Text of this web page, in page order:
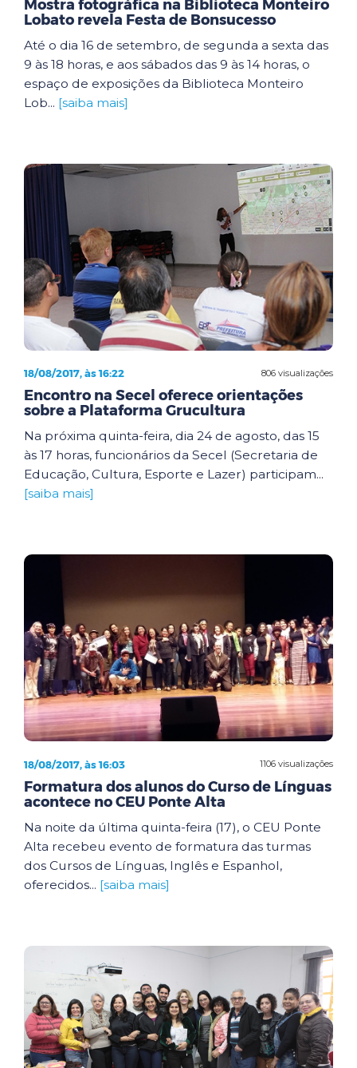
Mostra fotográfica na Biblioteca Monteiro
Lobato revela Festa de Bonsucesso
Até o dia 16 de setembro, de segunda a sexta das
9 às 18 horas, e aos sábados das 9 às 14 horas, o
espaço de exposições da Biblioteca Monteiro
Lob... [saiba mais]
806 visualizações
18/08/2017, às 16:22
Encontro na Secel oferece orientações
sobre a Plataforma Grucultura
Na próxima quinta-feira, dia 24 de agosto, das 15
às 17 horas, funcionários da Secel (Secretaria de
Educação, Cultura, Esporte e Lazer) participam...
[saiba mais]
1106 visualizações
18/08/2017, às 16:03
Formatura dos alunos do Curso de Línguas
acontece no CEU Ponte Alta
Na noite da última quinta-feira (17), o CEU Ponte
Alta recebeu evento de formatura das turmas
dos Cursos de Línguas, Inglês e Espanhol,
oferecidos... [saiba mais]